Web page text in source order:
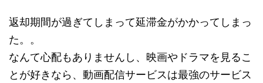
返却期間が過ぎてしまって延滞金がかかってしまっ
た。。
なんて心配もありませんし、映画やドラマを見るこ
とが好きなら、動画配信サービスは最強のサービス